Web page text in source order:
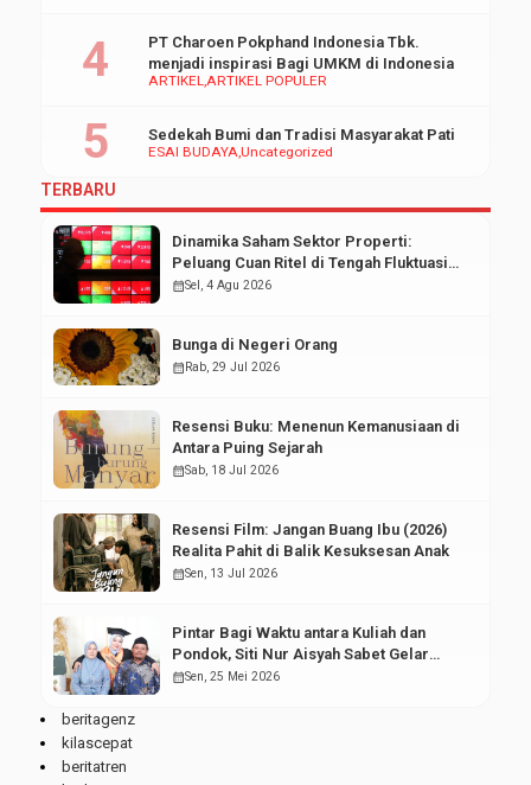
ARTIKELARTIKEL POPULER
PT Charoen Pokphand Indonesia Tbk.
menjadi inspirasi Bagi UMKM di Indonesia
ESAI BUDAYAUncategorized
Sedekah Bumi dan Tradisi Masyarakat Pati
TERBARU
Dinamika Saham Sektor Properti:
Peluang Cuan Ritel di Tengah Fluktuasi
Pasar Modal
calendar_monthSel, 4 Agu 2026
Bunga di Negeri Orang
calendar_month Rab, 29 Jul 2026
Resensi Buku: Menenun Kemanusiaan di
Antara Puing Sejarah
calendar_monthSab, 18 Jul 2026
Resensi Film: Jangan Buang Ibu (2026)
Realita Pahit di Balik Kesuksesan Anak
calendar_monthSen, 13 Jul 2026
Pintar Bagi Waktu antara Kuliah dan
Pondok, Siti Nur Aisyah Sabet Gelar
Wisudawan Terbaik
calendar_monthSen, 25 Mei 2026
beritagenz
kilascepat
beritatren